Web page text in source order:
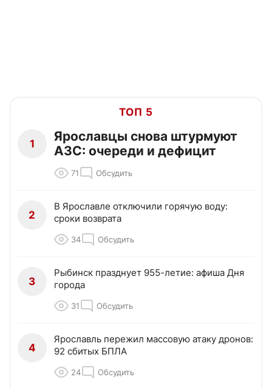
ТОП 5
1
Ярославцы снова штурмуют
АЗС: очереди и дефицит
71 Обсудить
2
В Ярославле отключили горячую воду:
сроки возврата
34 Обсудить
3
Рыбинск празднует 955-летие: афиша Дня
города
31 Обсудить
4
Ярославль пережил массовую атаку дронов:
92 сбитых БПЛА
24 Обсудить